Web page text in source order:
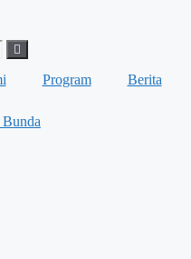
Program Berita